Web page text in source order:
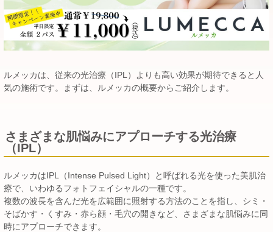
ルメッカは、従来の光治療（IPL）よりも高い効果が期待できると人
気の施術です。まずは、ルメッカの概要からご紹介します。
さまざまな肌悩みにアプローチする光治療
（IPL）
ルメッカはIPL（Intense Pulsed Light）と呼ばれる光を使った美肌治
療で、いわゆるフォトフェイシャルの一種です。
複数の波長を含んだ光を広範囲に照射する方法のことを指し、シミ・
そばかす・くすみ・赤ら顔・毛穴の開きなど、さまざまな肌悩みに同
時にアプローチできます。